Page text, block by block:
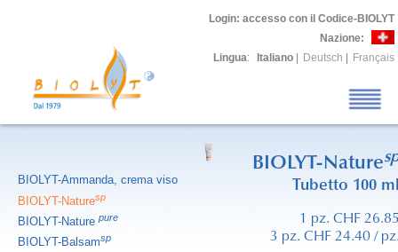
Login: accesso con il Codice-BIOLYT
Nazione:
Lingua: Italiano Deutsch Français
BIOLYT-Ammanda, crema viso
BIOLYT-Naturesp
BIOLYT-Naturepure
BIOLYT-Balsamsp
BIOLYT-Nature
Tubetto 100
1 pz. CHF
3 pz. CHF 24.40 /